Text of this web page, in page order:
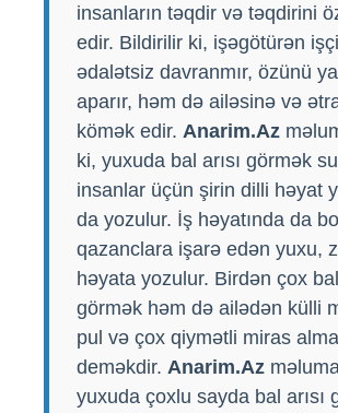
insanların təqdir və təqdirini
edir. Bildirilir ki, işəgötürən
ədalətsiz davranmır, özünü
aparır, həm də ailəsinə və
kömək edir. Anarim.Az
ki, yuxuda bal arısı görmək
insanlar üçün şirin dilli həyat
da yozulur. İş həyatında da
qazanclara işarə edən yuxu,
həyata yozulur. Birdən çox bal
görmək həm də ailədən külli
pul və çox qiymətli miras
deməkdir. Anarim.Az
yuxuda çoxlu sayda bal arısı